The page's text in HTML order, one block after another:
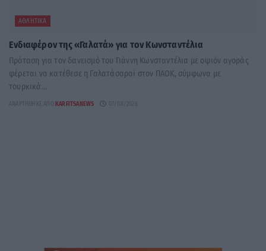
ΑΘΛΗΤΙΚΆ
Ενδιαφέρον της «Γαλατά» για τον Κωνσταντέλια
Πρόταση για τον δανεισμό του Γιάννη Κωνσταντέλια με οψιόν αγοράς
φέρεται να κατέθεσε η Γαλατάσαραϊ στον ΠΑΟΚ, σύμφωνα με
τουρκικά...
ΑΝΑΡΤΉΘΗΚΕ ΑΠΌ KARFITSANEWS